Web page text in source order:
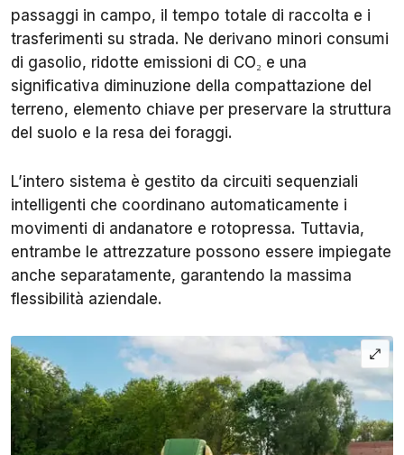
passaggi in campo, il tempo totale di raccolta e i
trasferimenti su strada. Ne derivano minori consumi
di gasolio, ridotte emissioni di CO₂ e una
significativa diminuzione della compattazione del
terreno, elemento chiave per preservare la struttura
del suolo e la resa dei foraggi.
L’intero sistema è gestito da circuiti sequenziali
intelligenti che coordinano automaticamente i
movimenti di andanatore e rotopressa. Tuttavia,
entrambe le attrezzature possono essere impiegate
anche separatamente, garantendo la massima
flessibilità aziendale.